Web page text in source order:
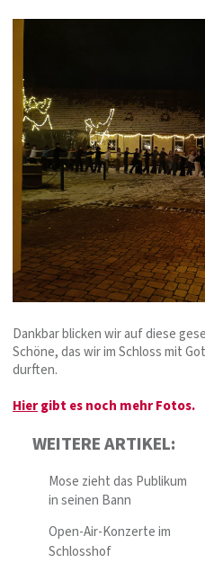
Dankbar blicken wir auf diese
Schöne, das wir im Schloss mit
durften.
Hiergibt es noch mehr Fotos.
WEITERE ARTIKEL:
Mose zieht das Publikum
in seinen Bann
Open-Air-Konzerte im
Schlosshof